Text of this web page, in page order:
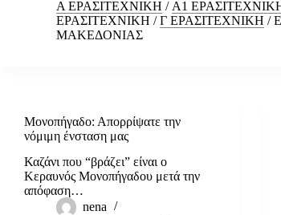
Α ΕΡΑΣΙΤΕΧΝΙΚΗ / Α1
ΕΡΑΣΙΤΕΧΝΙΚΗ /Γ ΕΡΑΣΙΤΕΧΝΙΚΗ /
ΜΑΚΕΔΟΝΙΑΣ
Μονοπήγαδο: Απορρίψατε την
νόμιμη ένσταση μας
Καζάνι που “βράζει” είναι ο
Κεραυνός Μονοπήγαδου μετά την
απόφαση…
nena